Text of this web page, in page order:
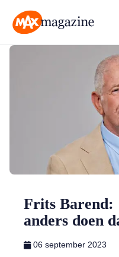
Frits Barend:
anders doen
06 september 2023